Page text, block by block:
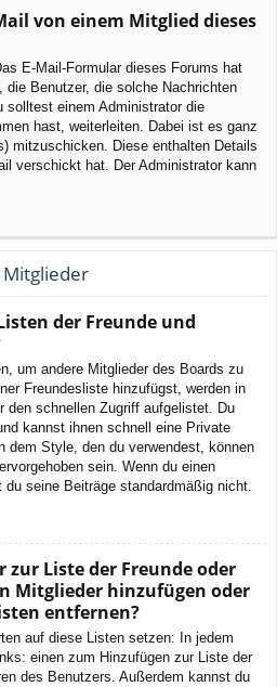
von einem Mitglied dieses
E-Mail-Formular dieses Forums hat
die Benutzer, die solche Nachrichten
solltest einem Administrator die
hast, weiterleiten. Dabei ist es ganz
mitzuschicken. Diese enthalten Details
verschickt hat. Der Administrator kann
der Freunde und
um andere Mitglieder des Boards zu
Freundesliste hinzufügst, werden in
den schnellen Zugriff aufgelistet. Du
kannst ihnen schnell eine Private
dem Style, den du verwendest, können
sein. Wenn du einen
seine Beiträge standardmäßig nicht.
Liste der Freunde oder
Mitglieder hinzufügen oder
entfernen?
auf diese Listen setzen: In jedem
einen zum Hinzufügen zur Liste der
des Benutzers. Außerdem kannst du